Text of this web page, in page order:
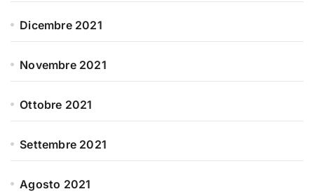
Dicembre 2021
Novembre 2021
Ottobre 2021
Settembre 2021
Agosto 2021